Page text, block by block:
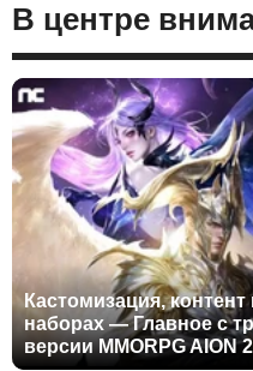
В центре
Кастомизация,
наборах — Главное с
версии MMORPG AION 2